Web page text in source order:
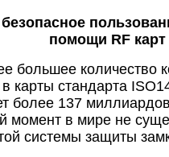
помощи RFкарт
большее количество
карты стандарта
более 137
момент в мире не
системы защиты